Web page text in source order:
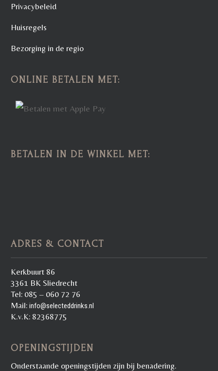
Privacybeleid
Huisregels
Bezorging in de regio
ONLINE BETALEN MET:
BETALEN IN DE WINKEL MET:
ADRES & CONTACT
Kerkbuurt 86
3361 BK Sliedrecht
Tel: 085 – 060 72 76
Mail:info@selecteddrinks.nl
K.v.K: 82368775
OPENINGSTIJDEN
Onderstaande openingstijden zijn bij benadering.